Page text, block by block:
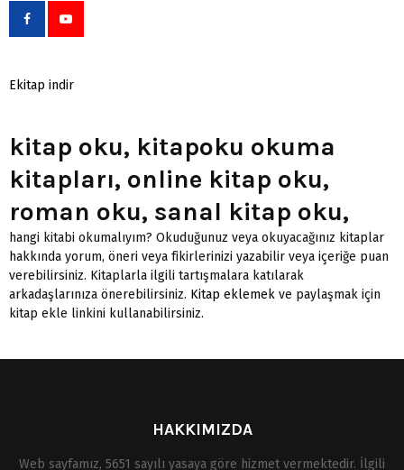
Ekitap indir
kitap oku, kitapoku okuma
kitapları, online kitap oku,
roman oku, sanal kitap oku,
hangi kitabi okumalıyım? Okuduğunuz veya okuyacağınız kitaplar
hakkında yorum, öneri veya fikirlerinizi yazabilir veya içeriğe puan
verebilirsiniz. Kitaplarla ilgili tartışmalara katılarak
arkadaşlarınıza önerebilirsiniz. Kitap eklemek ve paylaşmak için
kitap ekle linkini kullanabilirsiniz.
HAKKIMIZDA
Web sayfamız, 5651 sayılı yasaya göre hizmet vermektedir. İlgili